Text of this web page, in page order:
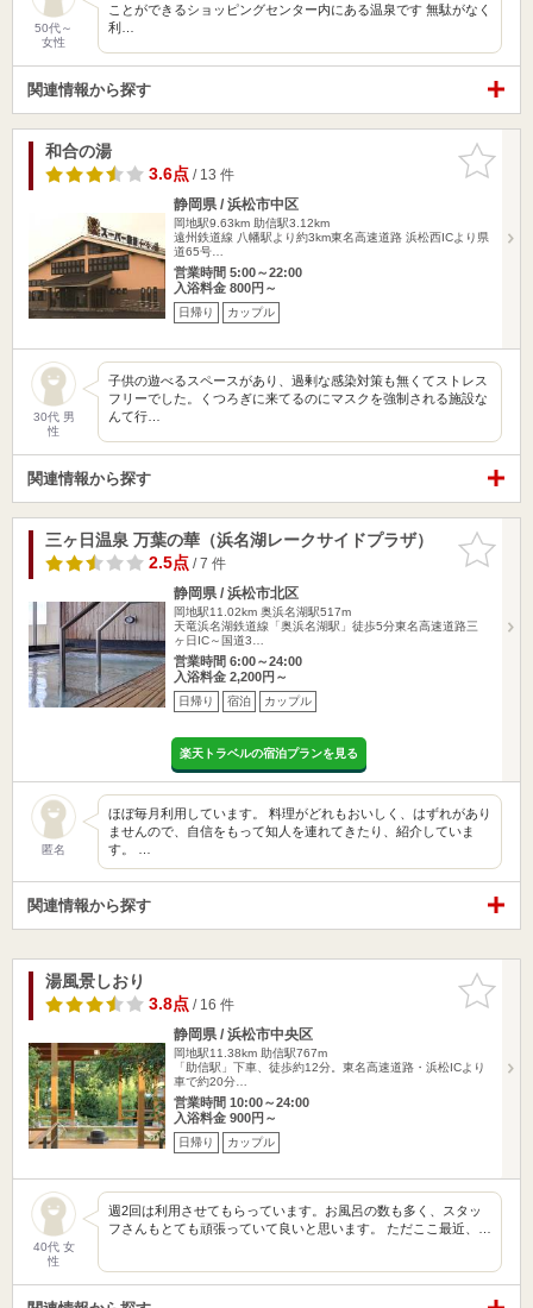
50代～
女性
ことができるショッピングセンター内にある温泉です 無駄がなく
利…
関連情報から探す
お気に入
りに追加
和合の湯
3.6点/ 13 件
静岡県 / 浜松市中区
岡地駅9.63km 助信駅3.12km
遠州鉄道線 八幡駅より約3km東名高速道路 浜松西ICより県
道65号…
営業時間 5:00～22:00
入浴料金 800円～
日帰り カップル
30代 男
性
子供の遊べるスペースがあり、過剰な感染対策も無くてストレス
フリーでした。くつろぎに来てるのにマスクを強制される施設な
んて行…
関連情報から探す
お気に入
りに追加
三ヶ日温泉 万葉の華（浜名湖レークサイドプラザ）
2.5点/ 7 件
静岡県 / 浜松市北区
岡地駅11.02km 奥浜名湖駅517m
天竜浜名湖鉄道線「奥浜名湖駅」徒歩5分東名高速道路三
ヶ日IC～国道3…
営業時間 6:00～24:00
入浴料金 2,200円～
日帰り 宿泊 カップル
楽天トラベルの宿泊プランを見る
匿名
ほぼ毎月利用しています。 料理がどれもおいしく、はずれがあり
ませんので、自信をもって知人を連れてきたり、紹介していま
す。 …
関連情報から探す
お気に入
りに追加
湯風景しおり
3.8点/ 16 件
静岡県 / 浜松市中央区
岡地駅11.38km 助信駅767m
「助信駅」下車、徒歩約12分。東名高速道路・浜松ICより
車で約20分…
営業時間 10:00～24:00
入浴料金 900円～
日帰り カップル
40代 女
性
週2回は利用させてもらっています。お風呂の数も多く、スタッ
フさんもとても頑張っていて良いと思います。 ただここ最近、…